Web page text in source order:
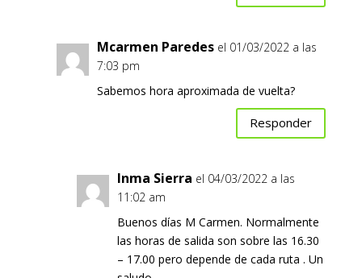
Mcarmen Paredes el 01/03/2022 a las
7:03 pm
Sabemos hora aproximada de vuelta?
Responder
Inma Sierra el 04/03/2022 a las
11:02 am
Buenos días M Carmen. Normalmente
las horas de salida son sobre las 16.30
– 17.00 pero depende de cada ruta . Un